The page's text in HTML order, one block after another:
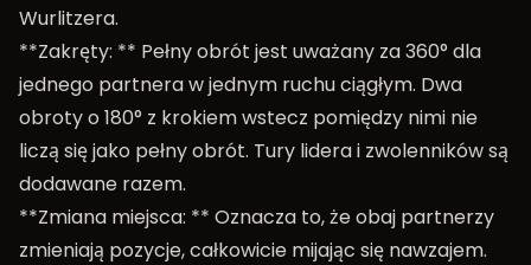
Wurlitzera.
**Zakręty: ** Pełny obrót jest uważany za 360° dla
jednego partnera w jednym ruchu ciągłym. Dwa
obroty o 180° z krokiem wstecz pomiędzy nimi nie
liczą się jako pełny obrót. Tury lidera i zwolenników są
dodawane razem.
**Zmiana miejsca: ** Oznacza to, że obaj partnerzy
zmieniają pozycje, całkowicie mijając się nawzajem.